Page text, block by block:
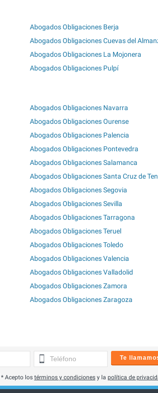
Abogados Obligaciones Berja
Abogados Obligaciones Cuevas del
Abogados Obligaciones La Mojonera
Abogados Obligaciones Pulpí
Abogados Obligaciones Navarra
Abogados Obligaciones Ourense
Abogados Obligaciones Palencia
Abogados Obligaciones Pontevedra
Abogados Obligaciones Salamanca
Abogados Obligaciones Santa Cruz de
Abogados Obligaciones Segovia
Abogados Obligaciones Sevilla
Abogados Obligaciones Tarragona
Abogados Obligaciones Teruel
Abogados Obligaciones Toledo
Abogados Obligaciones Valencia
Abogados Obligaciones Valladolid
Abogados Obligaciones Zamora
Abogados Obligaciones Zaragoza
Te
* Acepto los términos y condicionesy la política de